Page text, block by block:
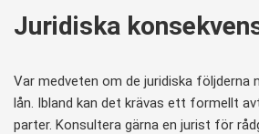
Juridiska
Var medveten om de juridiska följderna
lån. Ibland kan det krävas ett formellt
parter. Konsultera gärna en jurist för